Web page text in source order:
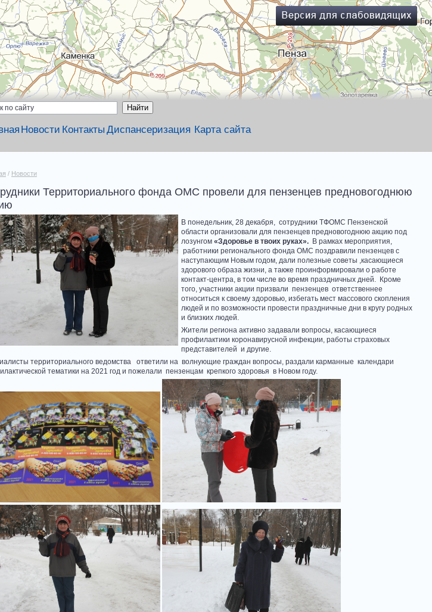
Новости Контакты Диспансеризация Карта сайта
/ Новости
Территориального фонда ОМС провели для пензенцев предновогоднюю
В понедельник, 28 декабря, сотрудники ТФОМС Пензенской
области организовали для пензенцев предновогоднюю акцию под
лозунгом «Здоровье в твоих руках». В рамках мероприятия,
работники регионального фонда ОМС поздравили пензенцев с
наступающим Новым годом, дали полезные советы ,касающиеся
здорового образа жизни, а также проинформировали о работе
контакт-центра, в том числе во время праздничных дней. Кроме
того, участники акции призвали пензенцев ответственнее
относиться к своему здоровью, избегать мест массового скопления
людей и по возможности провести праздничные дни в кругу родных
и близких людей.
Жители региона активно задавали вопросы, касающиеся
профилактики коронавирусной инфекции, работы страховых
представителей и другие.
территориального ведомства ответили на волнующие граждан вопросы, раздали карманные календари
тематики на 2021 год и пожелали пензенцам крепкого здоровья в Новом году.